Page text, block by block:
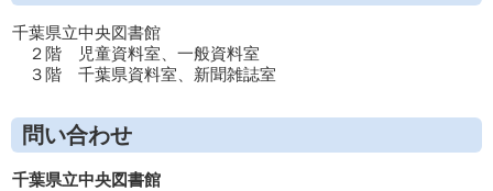
千葉県立中央図書館
２階 児童資料室、一般資料室
３階 千葉県資料室、新聞雑誌室
問い合わせ
千葉県立中央図書館